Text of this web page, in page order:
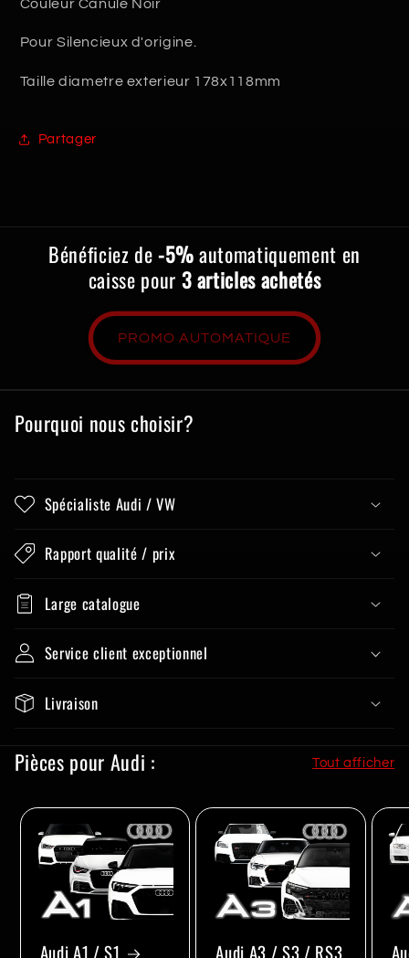
Couleur Canule Noir
Pour Silencieux d'origine.
Taille diametre exterieur 178x118mm
Partager
Bénéficiez de-5%automatiquement en
caisse pour 3 articles achetés
PROMO AUTOMATIQUE
Pourquoi nous choisir?
Spécialiste Audi / VW
Rapport qualité / prix
Large catalogue
Service client exceptionnel
Livraison
Pièces pour Audi : Tout afficher
Audi A1 / S1 Audi A3 / S3 / RS3